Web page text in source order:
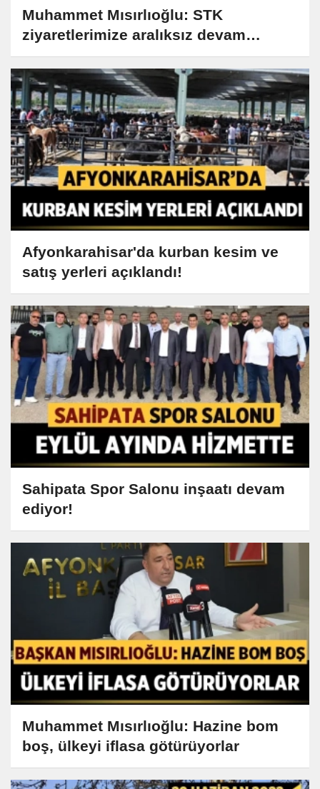
Muhammet Mısırlıoğlu: STK
ziyaretlerimize aralıksız devam
ediyoruz
Afyonkarahisar'da kurban kesim ve
satış yerleri açıklandı!
Sahipata Spor Salonu inşaatı devam
ediyor!
Muhammet Mısırlıoğlu: Hazine bom
boş, ülkeyi iflasa götürüyorlar